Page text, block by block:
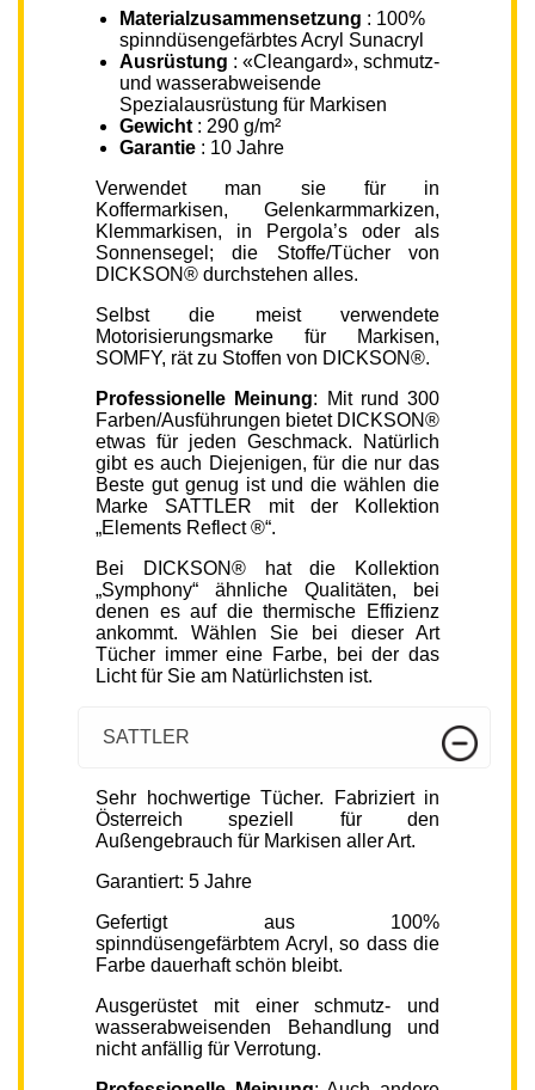
Materialzusammensetzung : 100%
spinndüsengefärbtes Acryl Sunacryl
Ausrüstung : «Cleangard», schmutz-
und wasserabweisende
Spezialausrüstung für Markisen
Gewicht : 290 g/m²
Garantie : 10 Jahre
Verwendet man sie für in
Koffermarkisen, Gelenkarmmarkizen,
Klemmarkisen, in Pergola’s oder als
Sonnensegel; die Stoffe/Tücher von
DICKSON® durchstehen alles.
Selbst die meist verwendete
Motorisierungsmarke für Markisen,
SOMFY, rät zu Stoffen von DICKSON®.
Professionelle Meinung: Mit rund 300
Farben/Ausführungen bietet DICKSON®
etwas für jeden Geschmack. Natürlich
gibt es auch Diejenigen, für die nur das
Beste gut genug ist und die wählen die
Marke SATTLER mit der Kollektion
„Elements Reflect ®“.
Bei DICKSON® hat die Kollektion
„Symphony“ ähnliche Qualitäten, bei
denen es auf die thermische Effizienz
ankommt. Wählen Sie bei dieser Art
Tücher immer eine Farbe, bei der das
Licht für Sie am Natürlichsten ist.
SATTLER
Sehr hochwertige Tücher. Fabriziert in
Österreich speziell für den
Außengebrauch für Markisen aller Art.
Garantiert: 5 Jahre
Gefertigt aus 100%
spinndüsengefärbtem Acryl, so dass die
Farbe dauerhaft schön bleibt.
Ausgerüstet mit einer schmutz- und
wasserabweisenden Behandlung und
nicht anfällig für Verrotung.